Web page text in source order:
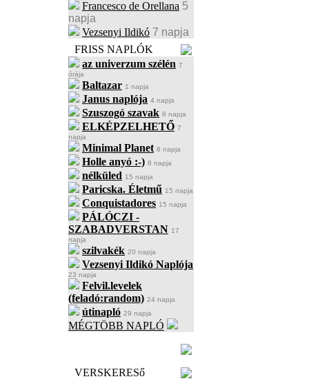
Francesco de Orellana 5
napja
Vezsenyi Ildikó 7 napja
FRISS NAPLÓK
az univerzum szélén 7
órája
Baltazar 1 napja
Janus naplója 4 napja
Szuszogó szavak 6 napja
ELKÉPZELHETŐ 7
napja
Minimal Planet 8 napja
Holle anyó :-) 8 napja
nélküled 15 napja
Paricska. Életmű 15 napja
Conquistadores 15 napja
PÁLÓCZI -
SZABADVERSTAN 17
napja
szilvakék 20 napja
Vezsenyi Ildikó Naplója
23 napja
Felvil.levelek
(feladó:random) 24 napja
útinapló 29 napja
MÉGTÖBB NAPLÓ
VERSKERESő